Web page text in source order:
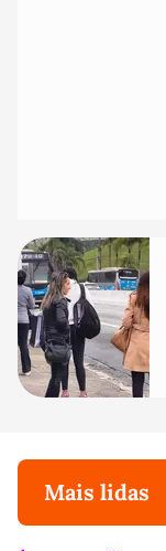
Mais lidas